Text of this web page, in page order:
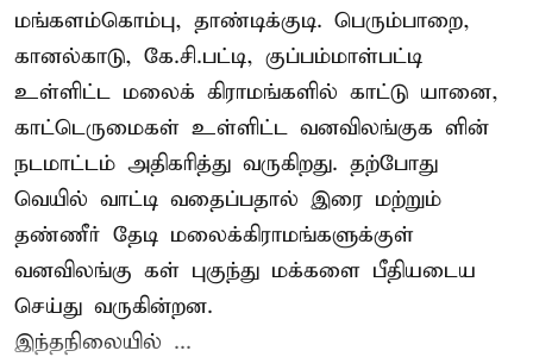
மங்களம்கொம்பு, தாண்டிக்குடி. பெரும்பாறை,
கானல்காடு, கே.சி.பட்டி, குப்பம்மாள்பட்டி
உள்ளிட்ட மலைக் கிராமங்களில் காட்டு யானை,
காட்டெருமைகள் உள்ளிட்ட வனவிலங்குக ளின்
நடமாட்டம் அதிகரித்து வருகிறது. தற்போது
வெயில் வாட்டி வதைப்பதால் இரை மற்றும்
தண்ணீர் தேடி மலைக்கிராமங்களுக்குள்
வனவிலங்கு கள் புகுந்து மக்களை பீதியடைய
செய்து வருகின்றன.
இந்தநிலையில் ...